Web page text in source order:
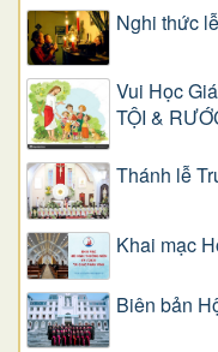
Nghi thức
Vui Học
TỘI &
Thánh lễ
Khai mạc
Biên bản